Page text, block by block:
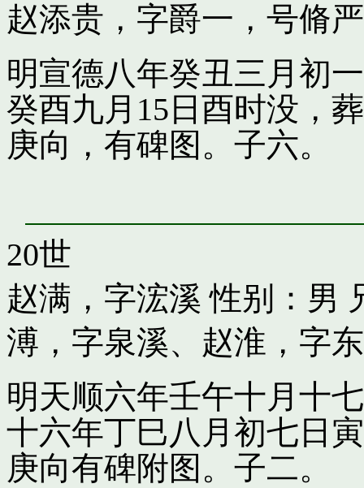
赵添贵，字爵一，号脩严
明宣德八年癸丑三月初
癸酉九月15日酉时没，
庚向，有碑图。子六。
20世
赵满，字浤溪 性别：男
溥，字泉溪、 赵淮，字
明天顺六年壬午十月十
十六年丁巳八月初七日
庚向有碑附图。子二。